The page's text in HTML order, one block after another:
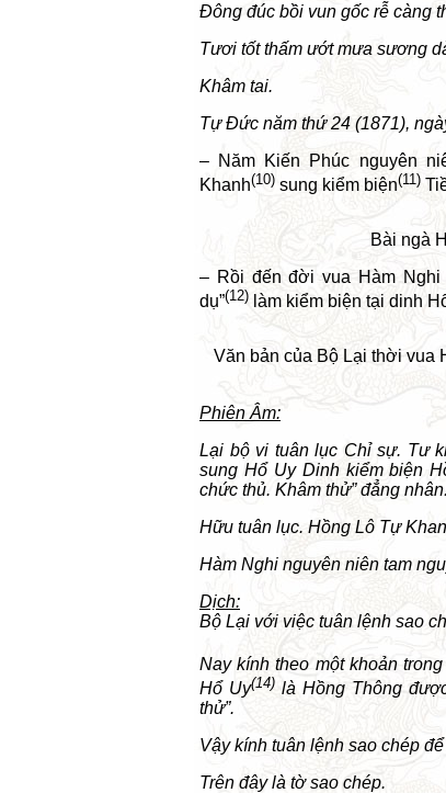
Đông đúc bồi vun gốc rễ càng
Tươi tốt thấm ướt mưa sương
Khâm tai.
Tự Đức năm thứ 24 (1871),
– Năm Kiến Phúc nguyên
Khanh(10) sung kiểm biện(11)
Bài ngà
– Rồi đến đờivua Hàm
dụ”(12) làm kiểm biện tại dinh
Văn bản của Bộ Lại thời vua
Phiên Âm:
Lại bộ vi tuân lục Chỉ sự. Tư
sung Hổ Uy Dinh kiểm biện
chức thủ. Khâm thử” đẳng
Hữu tuân lục. Hồng Lô Tự
Hàm Nghi nguyên niên tam
Dịch:
Bộ Lại với việc tuân lệnh sao
Nay kính theo một khoản
Hổ Uy(14) là Hồng Thông
thử”.
Vậy kính tuân lệnh sao chép
Trên đây là tờ sao chép.